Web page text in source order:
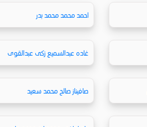
احمد محمد محمد بدر
غاده عبدالسميع زكى عبدالقوى
صافيناز صالح محمد سعيد